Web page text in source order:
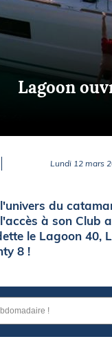
Lagoon
Lundi 12 mars
du
à son Club
le Lagoon 40,
8 !